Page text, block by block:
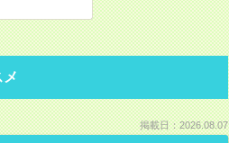
掲載日：2026.08.07